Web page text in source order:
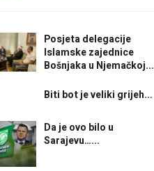
Posjeta delegacije
Islamske zajednice
Bošnjaka u Njemačkoj...
Biti bot je veliki grijeh...
Da je ovo bilo u
Sarajevu…...